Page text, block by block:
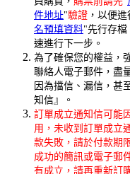
件地址"驗證 ，以便
名預填資料"先行存檔
速進行下一步。
為了確保您的權益，
聯絡人電子郵件，盡
因為擋信、漏信，甚
知信』。
訂單成立通知信可能
用，未收到訂單成立
款失敗，請於付款期
成功的簡訊或電子郵
有成立，請再重新訂